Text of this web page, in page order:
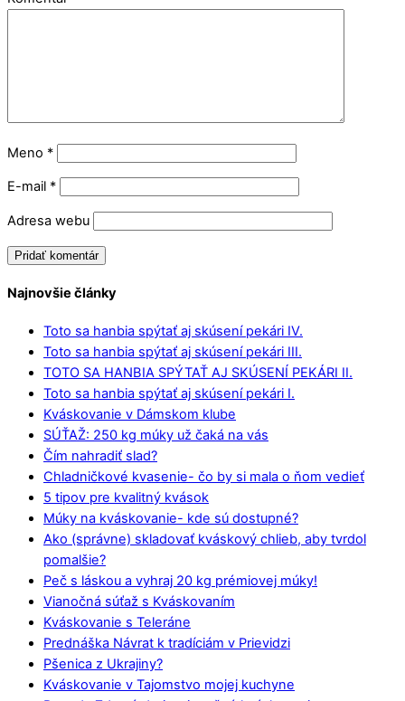
Meno *
E-mail *
Adresa webu
Najnovšie články
Toto sa hanbia spýtať aj skúsení pekári IV.
Toto sa hanbia spýtať aj skúsení pekári III.
TOTO SA HANBIA SPÝTAŤ AJ SKÚSENÍ PEKÁRI II.
Toto sa hanbia spýtať aj skúsení pekári I.
Kváskovanie v Dámskom klube
SÚŤAŽ: 250 kg múky už čaká na vás
Čím nahradiť slad?
Chladničkové kvasenie- čo by si mala o ňom vedieť
5 tipov pre kvalitný kvások
Múky na kváskovanie- kde sú dostupné?
Ako (správne) skladovať kváskový chlieb, aby tvrdol
pomalšie?
Peč s láskou a vyhraj 20 kg prémiovej múky!
Vianočná súťaž s Kváskovaním
Kváskovanie s Teleráne
Prednáška Návrat k tradíciám v Prievidzi
Pšenica z Ukrajiny?
Kváskovanie v Tajomstvo mojej kuchyne